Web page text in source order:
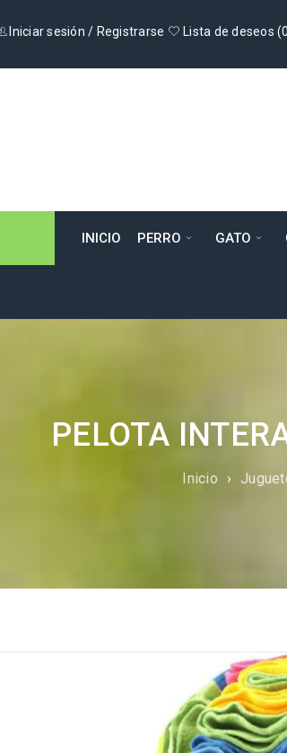
Iniciar sesión / Registrarse Lista de deseos (0
INICIO PERRO GATO
PELOTA
Inicio ›